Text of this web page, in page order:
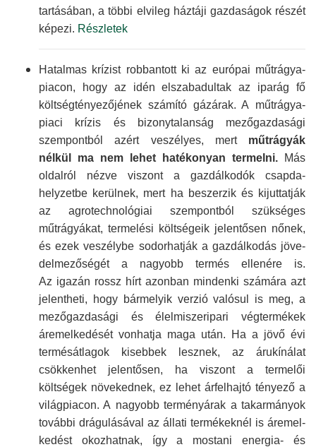
tartásában, a többi elvileg háztáji gazdaságok részét
képezi. Részletek
Hatalmas krízist robban­tott ki az európai műtrágya­
piacon, hogy az idén elszaba­dultak az iparág fő
költség­tényezőjének számító gázárak. A műtrágya­
piaci krízis és bizony­talanság mező­gazdasági
szempontból azért veszélyes, mert műtrágyák
nélkül ma nem lehet hatékonyan termelni.
Más
oldalról nézve viszont a gazdál­kodók csapda­
helyzetbe kerülnek, mert ha beszerzik és kijuttatják
az agro­technológiai szempontból szükséges
műtrágyákat, termelési költségeik jelentősen nőnek,
és ezek veszélybe sodorhatják a gazdál­kodás jöve­
delmező­ségét a nagyobb termés ellenére is.
Az igazán rossz hírt azonban mindenki számára azt
jelentheti, hogy bármelyik verzió valósul is meg, a
mező­gazdasági és élelmiszer­ipari vég­termékek
áremel­kedését vonhatja maga után. Ha a jövő évi
termés­átlagok kisebbek lesznek, az árukínálat
csökkenhet jelentősen, ha viszont a termelői
költségek növekednek, ez lehet árfelhajtó tényező a
világpiacon. A nagyobb termény­árak a takar­mányok
további drágulá­sával az állati termé­keknél is áremel­
kedést okozhatnak, így a mostani energia- és